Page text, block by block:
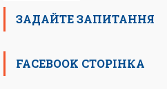
ЗАДАЙТЕ ЗАПИТАННЯ
FACEBOOK СТОРІНКА